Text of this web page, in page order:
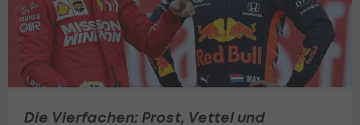
Die Vierfachen: Prost, Vettel und